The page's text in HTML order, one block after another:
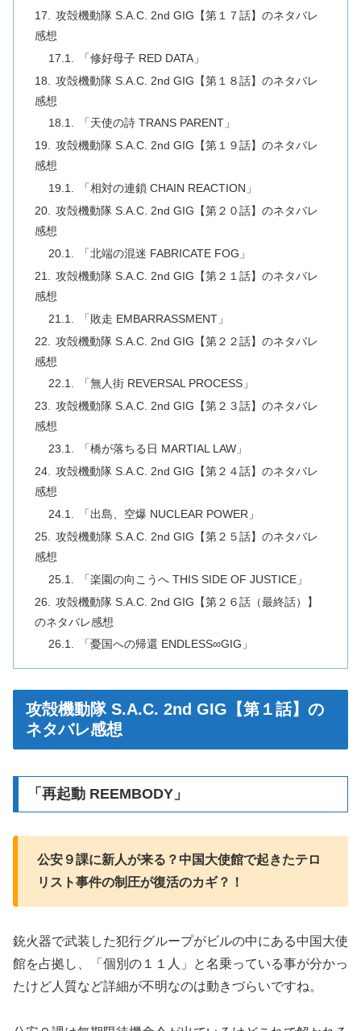
攻殻機動隊 S.A.C. 2nd GIG【第１７話】のネタバレ
感想
「修好母子 RED DATA」
攻殻機動隊 S.A.C. 2nd GIG【第１８話】のネタバレ
感想
「天使の詩 TRANS PARENT」
攻殻機動隊 S.A.C. 2nd GIG【第１９話】のネタバレ
感想
「相対の連鎖 CHAIN REACTION」
攻殻機動隊 S.A.C. 2nd GIG【第２０話】のネタバレ
感想
「北端の混迷 FABRICATE FOG」
攻殻機動隊 S.A.C. 2nd GIG【第２１話】のネタバレ
感想
「敗走 EMBARRASSMENT」
攻殻機動隊 S.A.C. 2nd GIG【第２２話】のネタバレ
感想
「無人街 REVERSAL PROCESS」
攻殻機動隊 S.A.C. 2nd GIG【第２３話】のネタバレ
感想
「橋が落ちる日 MARTIAL LAW」
攻殻機動隊 S.A.C. 2nd GIG【第２４話】のネタバレ
感想
「出島、空爆 NUCLEAR POWER」
攻殻機動隊 S.A.C. 2nd GIG【第２５話】のネタバレ
感想
「楽園の向こうへ THIS SIDE OF JUSTICE」
攻殻機動隊 S.A.C. 2nd GIG【第２６話（最終話）】
のネタバレ感想
「憂国への帰還 ENDLESS∞GIG」
攻殻機動隊 S.A.C. 2nd GIG【第１話】の
ネタバレ感想
「再起動 REEMBODY」
公安９課に新人が来る？中国大使館で起きたテロ
リスト事件の制圧が復活のカギ？！
銃火器で武装した犯行グループがビルの中にある中国大使
館を占拠し、「個別の１１人」と名乗っている事が分かっ
たけど人質など詳細が不明なのは動きづらいですね。